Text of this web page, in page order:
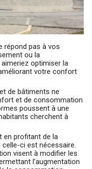
répond pas à vos
ou la
optimiser la
votre confort
de bâtiments ne
et de consommation
poussent à une
cherchent à
en profitant de la
ci est nécessaire.
visent à modifier les
l’augmentation